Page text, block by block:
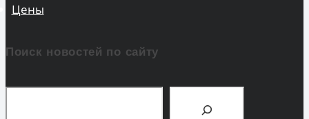
Цены
Поиск новостей по сайту